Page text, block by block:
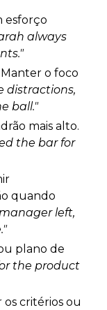
esforço
always
Manter o foco
distractions,
ball."
mais alto.
the bar for
quando
left,
plano de
the product
os critérios ou